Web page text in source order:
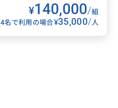
¥140,000/組
4名で利用の場合¥35,000/人